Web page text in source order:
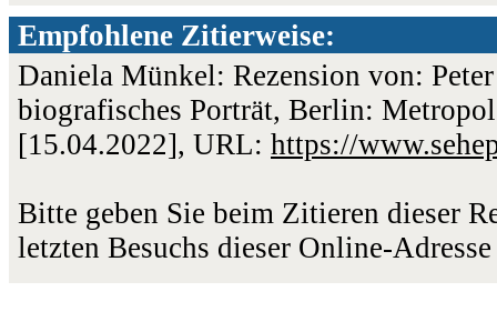
Empfohlene Zitierweise:
Daniela Münkel: Rezension von:
biografisches Porträt, Berlin:
[15.04.2022], URL: https://
Bitte geben Sie beim Zitieren dieser
letzten Besuchs dieser Online-Adresse